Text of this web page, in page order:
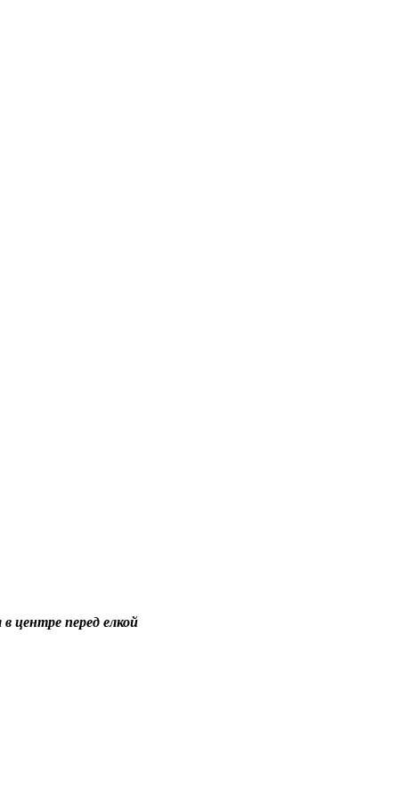
центре перед елкой